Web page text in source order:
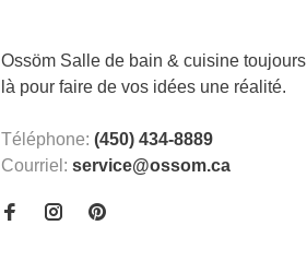
Ossöm Salle de bain & cuisine toujours
là pour faire de vos idées une réalité.
Téléphone: (450) 434-8889
Courriel: service@ossom.ca